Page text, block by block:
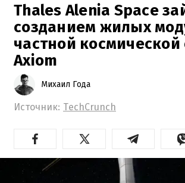
Thales Alenia Space
созданием жилых
частной космической
Axiom
Михаил Года
Источник: TechCrunch